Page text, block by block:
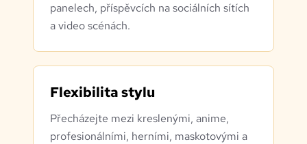
panelech, příspěvcích na sociálních sítích
a video scénách.
Flexibilita stylu
Přecházejte mezi kreslenými, anime,
profesionálními, herními, maskotovými a